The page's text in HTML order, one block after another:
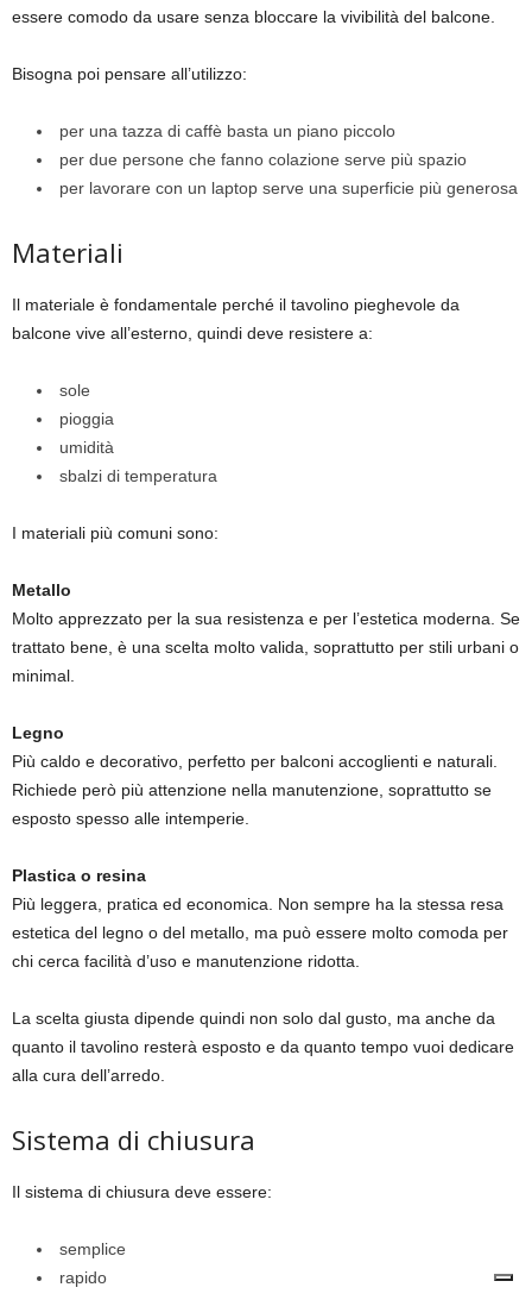
essere comodo da usare senza bloccare la vivibilità del balcone.
Bisogna poi pensare all’utilizzo:
per una tazza di caffè basta un piano piccolo
per due persone che fanno colazione serve più spazio
per lavorare con un laptop serve una superficie più generosa
Materiali
Il materiale è fondamentale perché il tavolino pieghevole da
balcone vive all’esterno, quindi deve resistere a:
sole
pioggia
umidità
sbalzi di temperatura
I materiali più comuni sono:
Metallo
Molto apprezzato per la sua resistenza e per l’estetica moderna. Se
trattato bene, è una scelta molto valida, soprattutto per stili urbani o
minimal.
Legno
Più caldo e decorativo, perfetto per balconi accoglienti e naturali.
Richiede però più attenzione nella manutenzione, soprattutto se
esposto spesso alle intemperie.
Plastica o resina
Più leggera, pratica ed economica. Non sempre ha la stessa resa
estetica del legno o del metallo, ma può essere molto comoda per
chi cerca facilità d’uso e manutenzione ridotta.
La scelta giusta dipende quindi non solo dal gusto, ma anche da
quanto il tavolino resterà esposto e da quanto tempo vuoi dedicare
alla cura dell’arredo.
Sistema di chiusura
Il sistema di chiusura deve essere:
semplice
rapido